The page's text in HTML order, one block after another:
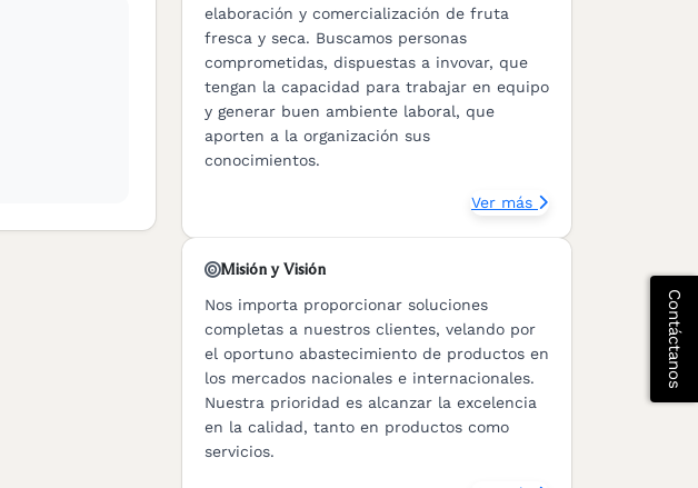
elaboración y comercialización de fruta
fresca y seca. Buscamos personas
comprometidas, dispuestas a invovar, que
tengan la capacidad para trabajar en equipo
y generar buen ambiente laboral, que
aporten a la organización sus
conocimientos.
Ver más
Misión y Visión
Nos importa proporcionar soluciones
completas a nuestros clientes, velando por
el oportuno abastecimiento de productos en
los mercados nacionales e internacionales.
Nuestra prioridad es alcanzar la excelencia
en la calidad, tanto en productos como
servicios.
Contáctanos